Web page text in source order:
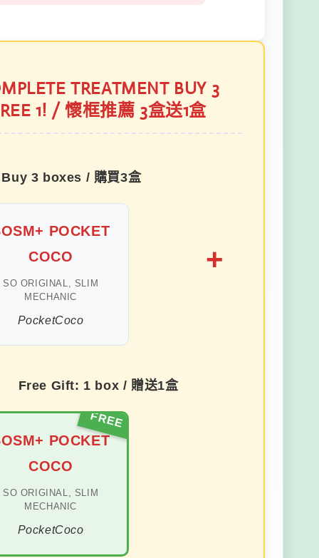
TREATMENT BUY 3
1! / 懷框推薦 3盒送1盒
Buy 3 boxes / 購買3盒
POCKET
COCO
SO ORIGINAL, SLIM
MECHANIC
PocketCoco
+
Free Gift: 1 box / 贈送1盒
POCKET
COCO
SO ORIGINAL, SLIM
MECHANIC
PocketCoco